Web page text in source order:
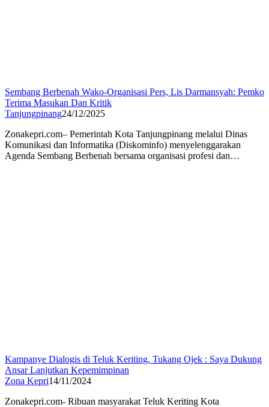
Sembang Berbenah Wako-Organisasi Pers, Lis Darmansyah: Pemko
Terima Masukan Dan Kritik
Tanjungpinang24/12/2025
Zonakepri.com– Pemerintah Kota Tanjungpinang melalui Dinas
Komunikasi dan Informatika (Diskominfo) menyelenggarakan
Agenda Sembang Berbenah bersama organisasi profesi dan…
Kampanye Dialogis di Teluk Keriting, Tukang Ojek : Saya Dukung
Ansar Lanjutkan Kepemimpinan
Zona Kepri14/11/2024
Zonakepri.com- Ribuan masyarakat Teluk Keriting Kota